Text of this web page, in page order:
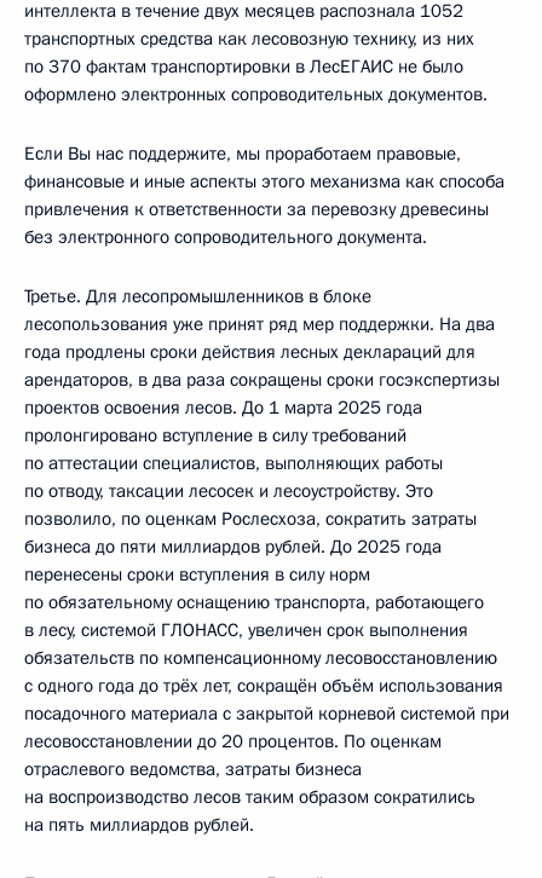
интеллекта в течение двух месяцев распознала 1052
транспортных средства как лесовозную технику, из них
по 370 фактам транспортировки в ЛесЕГАИС не было
оформлено электронных сопроводительных документов.
Если Вы нас поддержите, мы проработаем правовые,
финансовые и иные аспекты этого механизма как способа
привлечения к ответственности за перевозку древесины
без электронного сопроводительного документа.
Третье. Для лесопромышленников в блоке
лесопользования уже принят ряд мер поддержки. На два
года продлены сроки действия лесных деклараций для
арендаторов, в два раза сокращены сроки госэкспертизы
проектов освоения лесов. До 1 марта 2025 года
пролонгировано вступление в силу требований
по аттестации специалистов, выполняющих работы
по отводу, таксации лесосек и лесоустройству. Это
позволило, по оценкам Рослесхоза, сократить затраты
бизнеса до пяти миллиардов рублей. До 2025 года
перенесены сроки вступления в силу норм
по обязательному оснащению транспорта, работающего
в лесу, системой ГЛОНАСС, увеличен срок выполнения
обязательств по компенсационному лесовосстановлению
с одного года до трёх лет, сокращён объём использования
посадочного материала с закрытой корневой системой при
лесовосстановлении до 20 процентов. По оценкам
отраслевого ведомства, затраты бизнеса
на воспроизводство лесов таким образом сократились
на пять миллиардов рублей.